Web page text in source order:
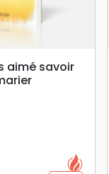
RAPIDE
aimé savoir